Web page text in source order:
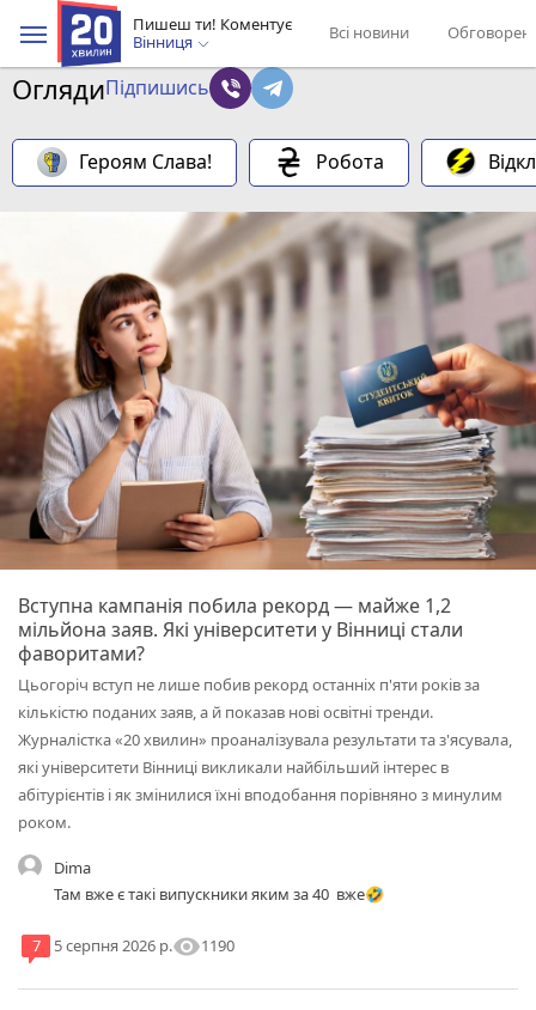
Пишеш ти! Коментує
Вінниця
Всі новини
ОглядиПідпишись
Героям Слава! Робота
Вступна кампанія побила рекорд — майже 1,2
мільйона заяв. Які університети у Вінниці стали
фаворитами?
Цьогоріч вступ не лише побив рекорд останніх п'яти років за
кількістю поданих заяв, а й показав нові освітні тренди.
Журналістка «20 хвилин» проаналізувала результати та з'ясувала,
які університети Вінниці викликали найбільший інтерес в
абітурієнтів і як змінилися їхні вподобання порівняно з минулим
роком.
Dima
Там вже є такі випускники яким за 40 вже🤣
7 5 серпня 2026 р.visibility1190